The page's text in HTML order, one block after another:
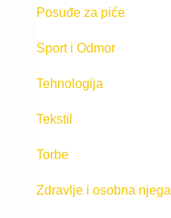
Posuđe za piće
Sport i Odmor
Tehnologija
Tekstil
Torbe
Zdravlje i osobna njega